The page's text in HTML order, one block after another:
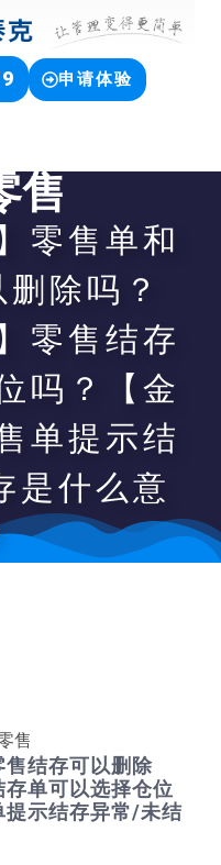
申请体验
售
零售单和
除吗？
零售结存
吗？【金
单提示结
是什么意
售
售结存可以删除
单可以选择仓位
提示结存异常/未结